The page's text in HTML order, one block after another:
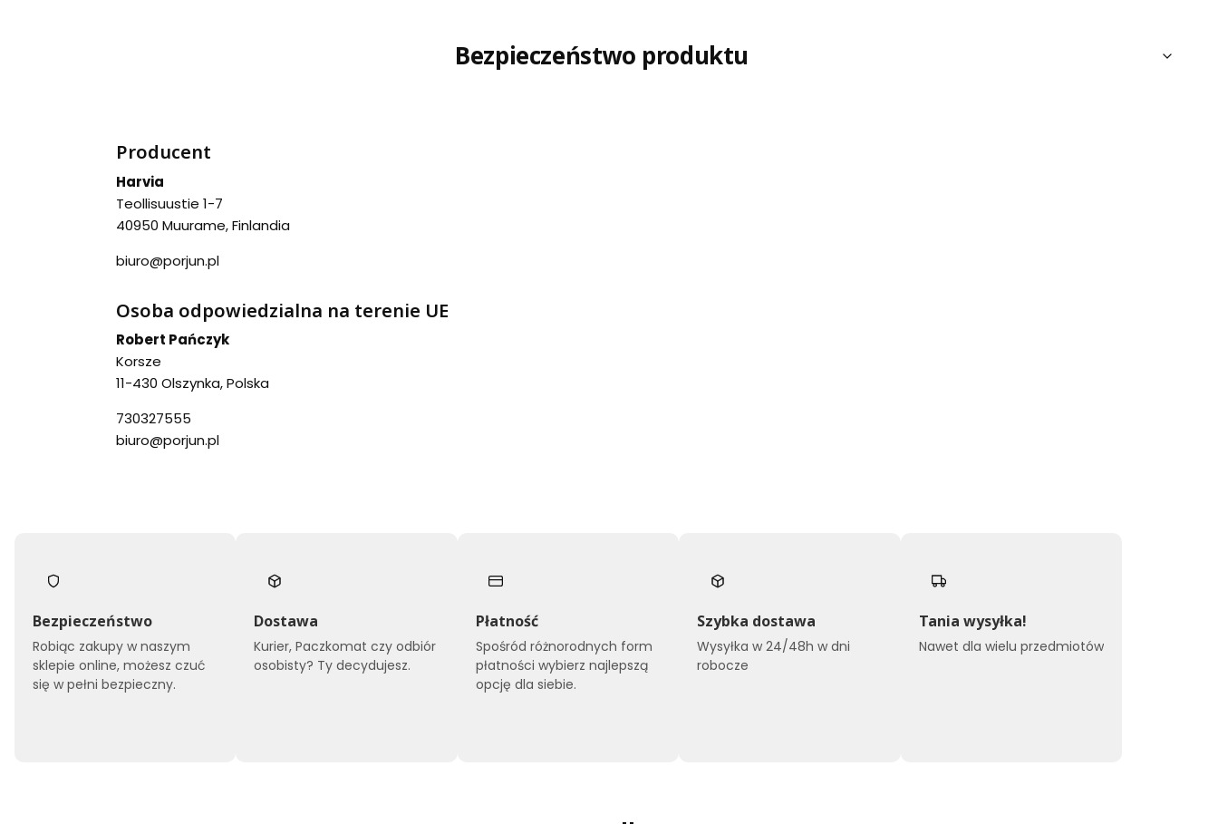
Bezpieczeństwo produktu
Producent
Harvia
Teollisuustie 1-7
40950 Muurame, Finlandia
biuro@porjun.pl
Osoba odpowiedzialna na terenie UE
Robert Pańczyk
Korsze
11-430 Olszynka, Polska
730327555
biuro@porjun.pl
Bezpieczeństwo
Robiąc zakupy w naszym
sklepie online, możesz czuć
się w pełni bezpieczny.
Dostawa
Kurier, Paczkomat czy odbiór
osobisty? Ty decydujesz.
Płatność
Spośród różnorodnych form
płatności wybierz najlepszą
opcję dla siebie.
Szybka dostawa
Wysyłka w 24/48h w dni
robocze
Tania wysyłka!
Nawet dla wielu przedmiotów